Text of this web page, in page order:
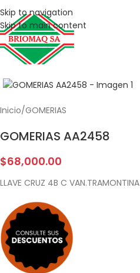
Skip to navigation
Skip to main content
Inicio/GOMERIAS
GOMERIAS AA2458
$68,000.00
LLAVE CRUZ 4B C VAN.TRAMONTINA